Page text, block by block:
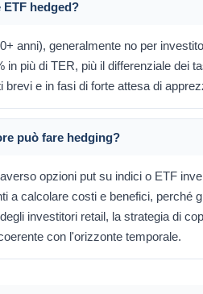
hedged?
anni), generalmente no per
in più di TER, più il differenziale dei
brevi e in fasi di forte attesa di
può fare hedging?
opzioni put su indici o ETF
a calcolare costi e benefici, perché
investitori retail, la strategia di
con l'orizzonte temporale.